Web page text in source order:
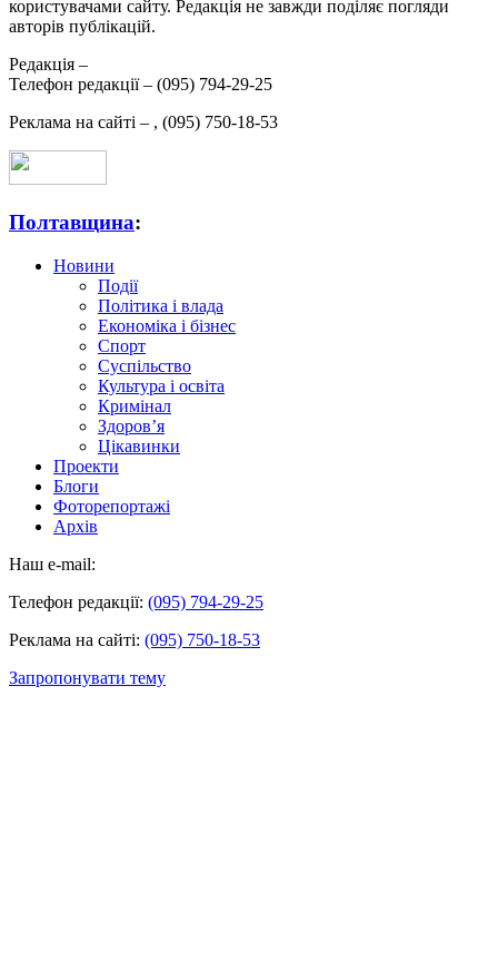
користувачами сайту. Редакція не завжди поділяє погляди
авторів публікацій.
Редакція –
Телефон редакції – (095) 794-29-25
Реклама на сайті – , (095) 750-18-53
Полтавщина:
Новини
Події
Політика і влада
Економіка і бізнес
Спорт
Суспільство
Культура і освіта
Кримінал
Здоров’я
Цікавинки
Проекти
Блоги
Фоторепортажі
Архів
Наш e-mail:
Телефон редакції: (095) 794-29-25
Реклама на сайті: (095) 750-18-53
Запропонувати тему